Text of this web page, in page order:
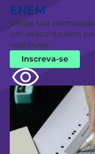
ENEM
Utilize sua
um desconto sem
vestibular.
Inscreva-se